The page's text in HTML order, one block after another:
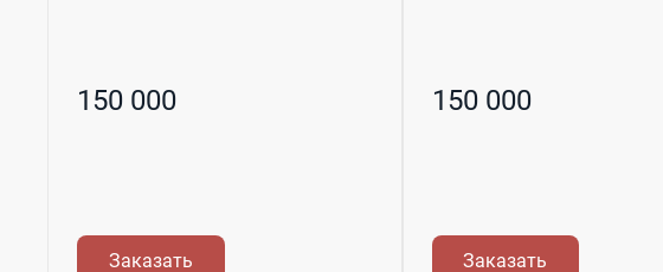
150 000
Заказать
150 000
Заказать